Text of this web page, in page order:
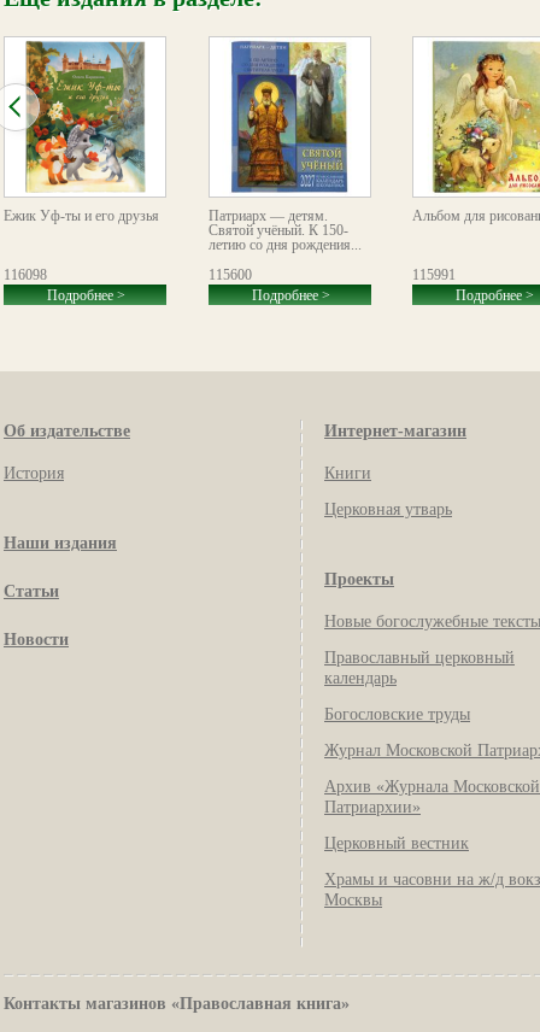
Ёжик Уф-ты и его друзья
116098
Подробнее >
Патриарх — детям.
Святой учёный. К 150-
летию со дня рождения...
115600
Подробнее >
Альбом для
115991
Подробнее >
Об издательстве
История
Наши издания
Статьи
Новости
Интернет-магазин
Книги
Церковная утварь
Проекты
Новые богослужебные тексты
Православный церковный
календарь
Богословские труды
Журнал Московской
Архив «Журнала Московской
Патриархии»
Церковный вестник
Храмы и часовни на ж/д
Москвы
Контакты магазинов «Православная книга»